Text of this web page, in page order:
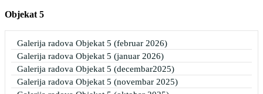
Objekat 5
Galerija radova Objekat 5 (februar 2026)
Galerija radova Objekat 5 (januar 2026)
Galerija radova Objekat 5 (decembar2025)
Galerija radova Objekat 5 (novembar 2025)